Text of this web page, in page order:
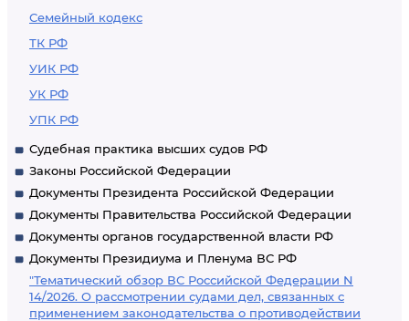
Семейный кодекс
ТК РФ
УИК РФ
УК РФ
УПК РФ
Судебная практика высших судов РФ
Законы Российской Федерации
Документы Президента Российской Федерации
Документы Правительства Российской Федерации
Документы органов государственной власти РФ
Документы Президиума и Пленума ВС РФ
"Тематический обзор ВС Российской Федерации N
14/2026. О рассмотрении судами дел, связанных с
применением законодательства о противодействии